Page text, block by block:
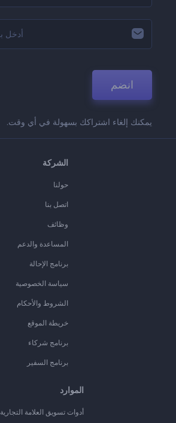
انضم
يمكنك إلغاء اشتراكك بسهولة في أي وقت.
الشركة
حولنا
اتصل بنا
وظائف
المساعدة والدعم
برنامج الإحالة
سياسة الخصوصية
الشروط والأحكام
خريطة الموقع
برنامج شركاء
برنامج السفير
الموارد
أدوات تسويق العلامة التجارية